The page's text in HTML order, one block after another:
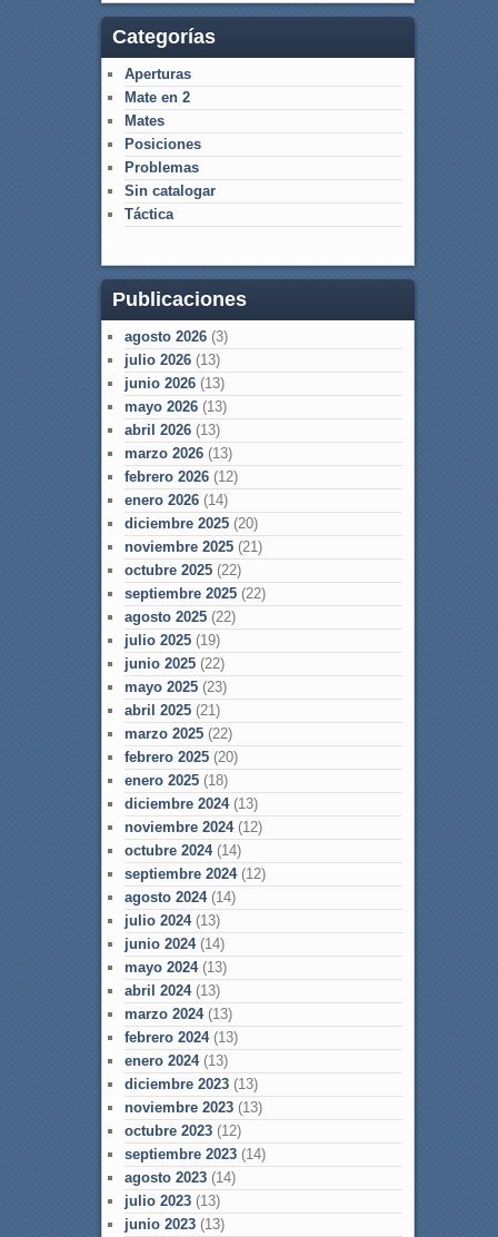
Categorías
Aperturas
Mate en 2
Mates
Posiciones
Problemas
Sin catalogar
Táctica
Publicaciones
agosto 2026(3)
julio 2026(13)
junio 2026(13)
mayo 2026(13)
abril 2026(13)
marzo 2026(13)
febrero 2026(12)
enero 2026(14)
diciembre 2025(20)
noviembre 2025(21)
octubre 2025(22)
septiembre 2025(22)
agosto 2025(22)
julio 2025(19)
junio 2025(22)
mayo 2025(23)
abril 2025(21)
marzo 2025(22)
febrero 2025(20)
enero 2025(18)
diciembre 2024(13)
noviembre 2024(12)
octubre 2024(14)
septiembre 2024(12)
agosto 2024(14)
julio 2024(13)
junio 2024(14)
mayo 2024(13)
abril 2024(13)
marzo 2024(13)
febrero 2024(13)
enero 2024(13)
diciembre 2023(13)
noviembre 2023(13)
octubre 2023(12)
septiembre 2023(14)
agosto 2023(14)
julio 2023(13)
junio 2023(13)